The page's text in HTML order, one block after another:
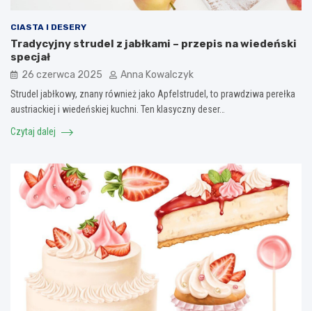
CIASTA I DESERY
Tradycyjny strudel z jabłkami – przepis na wiedeński
specjał
26 czerwca 2025 Anna Kowalczyk
Strudel jabłkowy, znany również jako Apfelstrudel, to prawdziwa perełka
austriackiej i wiedeńskiej kuchni. Ten klasyczny deser…
Czytaj dalej